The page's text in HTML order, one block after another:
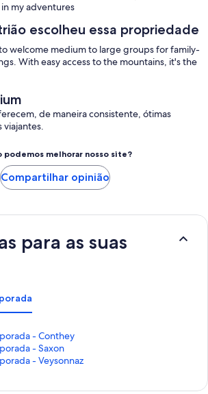
my adventures
escolheu essa propriedade
welcome medium to large groups for family-
With easy access to the mountains, it's the
de maneira consistente, ótimas
viajantes.
podemos melhorar nosso site?
Compartilhar opinião
para as suas
- Conthey
- Saxon
- Veysonnaz